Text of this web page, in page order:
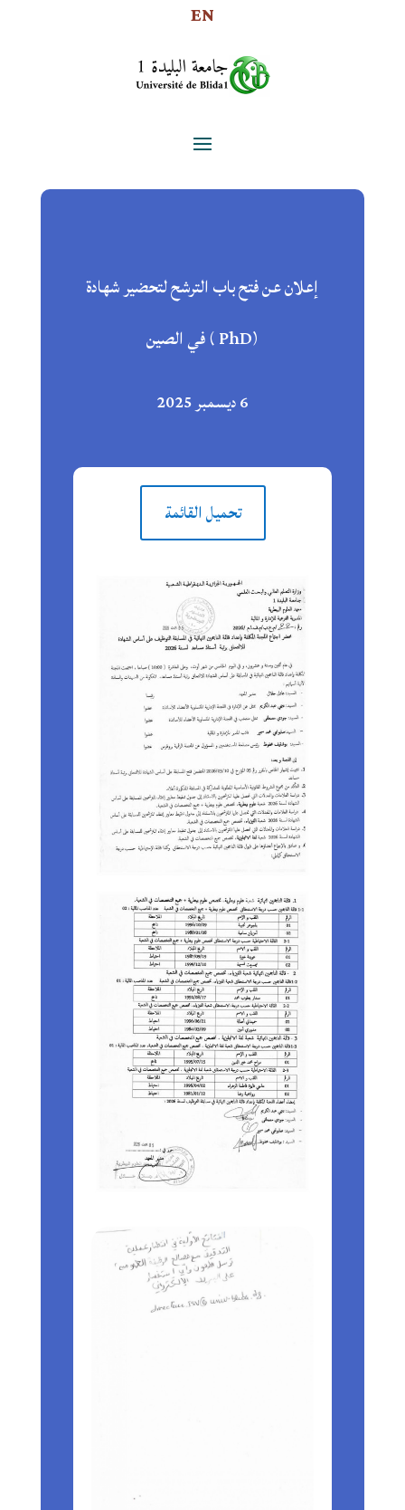
EN
إعلان عن فتح باب الترشح لتحضير شهادة
(PhD ) في الصين
6 ديسمبر 2025
تحميل القائمة